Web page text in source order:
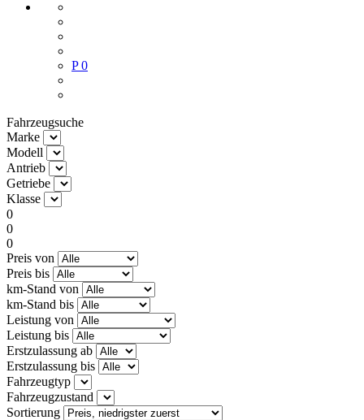
P 0
Fahrzeugsuche
Marke
Modell
Antrieb
Getriebe
Klasse
0
0
0
Preis von
Preis bis
km-Stand von
km-Stand bis
Leistung von
Leistung bis
Erstzulassung ab
Erstzulassung bis
Fahrzeugtyp
Fahrzeugzustand
Sortierung